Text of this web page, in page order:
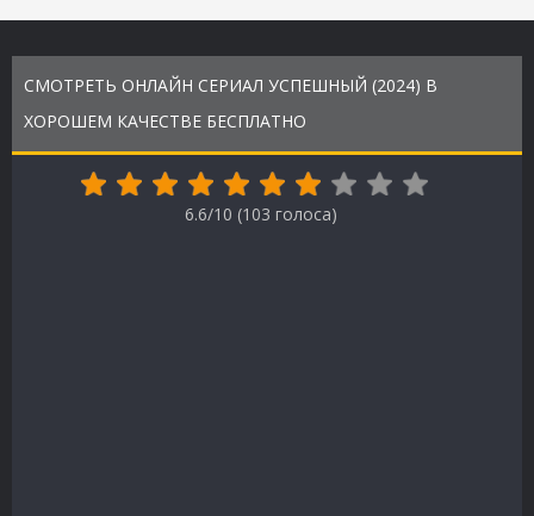
СМОТРЕТЬ ОНЛАЙН СЕРИАЛ УСПЕШНЫЙ (2024) В
ХОРОШЕМ КАЧЕСТВЕ БЕСПЛАТНО
6.6/10 (103 голоса)